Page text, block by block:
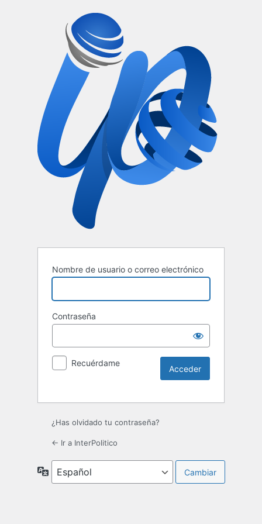
Nombre de usuario o correo electrónico
Contraseña
Recuérdame
¿Has olvidado tu contraseña?
← Ir a InterPolitico
Idioma